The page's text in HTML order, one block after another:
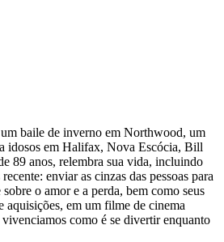
baile de inverno em Northwood, um
idosos em Halifax, Nova Escócia, Bill
89 anos, relembra sua vida, incluindo
enviar as cinzas das pessoas para
o amor e a perda, bem como seus
aquisições, em um filme de cinema
como é se divertir enquanto